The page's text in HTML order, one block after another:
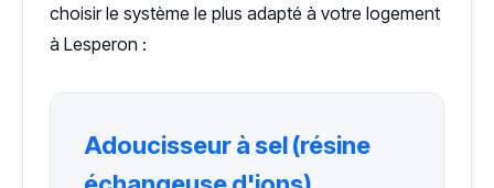
choisir le système le plus adapté à votre logement
à Lesperon :
Adoucisseur à sel (résine